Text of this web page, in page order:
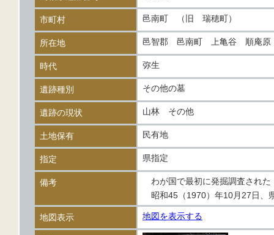
市町村 邑南町 （旧 瑞穂町）
所在地 邑智郡 邑南町 上亀谷 順庵原
時代 弥生
遺跡種別 その他の墓
遺跡の現状 山林 その他
土地保有 民有地
指定 県指定
備考
わが国で最初に発掘調査された
昭和45（1970）年10月27日、
地図表示 地図を表示する